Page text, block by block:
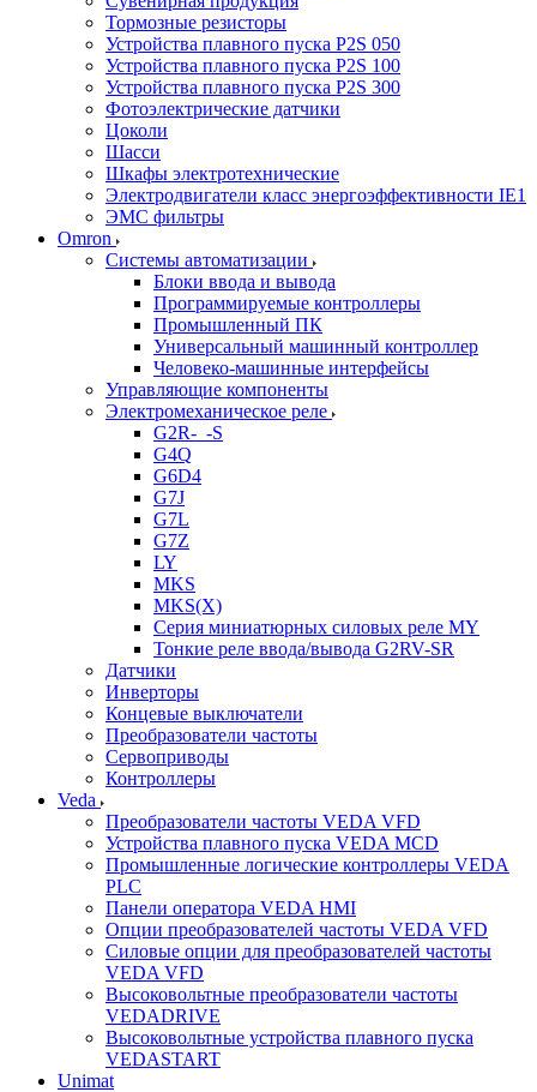
Тормозные резисторы
Устройства плавного пуска P2S 050
Устройства плавного пуска P2S 100
Устройства плавного пуска P2S 300
Фотоэлектрические датчики
Цоколи
Шасси
Шкафы электротехнические
Электродвигатели класс энергоэффективности IE1
ЭМС фильтры
Omron
Системы автоматизации
Блоки ввода и вывода
Программируемые контроллеры
Промышленный ПК
Универсальный машинный контроллер
Человеко-машинные интерфейсы
Управляющие компоненты
Электромеханическое реле
G2R-_-S
G4Q
G6D4
G7J
G7L
G7Z
LY
MKS
MKS(X)
Серия миниатюрных силовых реле MY
Тонкие реле ввода/вывода G2RV-SR
Датчики
Инверторы
Концевые выключатели
Преобразователи частоты
Сервоприводы
Контроллеры
Veda
Преобразователи частоты VEDA VFD
Устройства плавного пуска VEDA MCD
Промышленные логические контроллеры VEDA
PLC
Панели оператора VEDA HMI
Опции преобразователей частоты VEDA VFD
Силовые опции для преобразователей частоты
VEDA VFD
Высоковольтные преобразователи частоты
VEDADRIVE
Высоковольтные устройства плавного пуска
VEDASTART
Unimat